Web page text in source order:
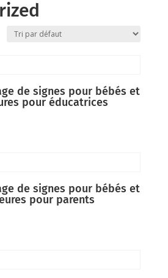
de signes pour bébés et
pour éducatrices
de signes pour bébés et
pour parents